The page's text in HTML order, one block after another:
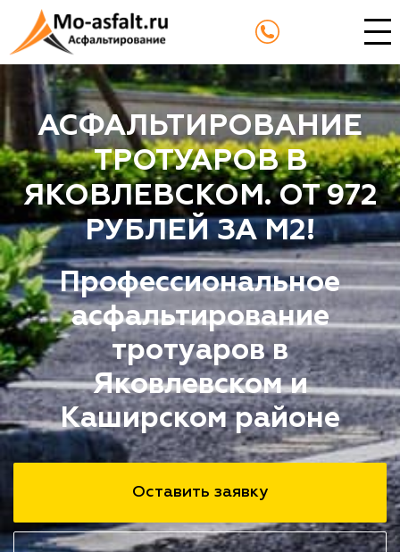
АСФАЛЬТИРОВАНИЕ
ТРОТУАРОВ В
ЯКОВЛЕВСКОМ. ОТ 972
РУБЛЕЙ ЗА М2!
Профессиональное
асфальтирование
тротуаров в
Яковлевском и
Каширском районе
Оставить заявку